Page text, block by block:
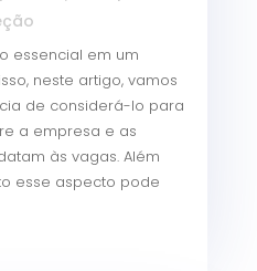
essencial em um
neste artigo, vamos
de considerá-lo para
a empresa e as
às vagas. Além
esse aspecto pode